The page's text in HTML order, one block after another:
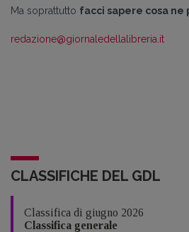
Ma soprattutto facci sapere cosa ne
redazione@giornaledellalibreria.it
CLASSIFICHE DEL GDL
Classifica di giugno 2026
Classifica generale